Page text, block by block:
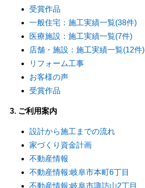
受賞作品
一般住宅：施工実績一覧(38件)
医療施設：施工実績一覧(7件)
店舗・施設：施工実績一覧(12件)
リフォーム工事
お客様の声
受賞作品
3. ご利用案内
設計から施工までの流れ
家づくり資金計画
不動産情報
不動産情報:岐阜市本町6丁目
不動産情報:岐阜市諏訪山2丁目